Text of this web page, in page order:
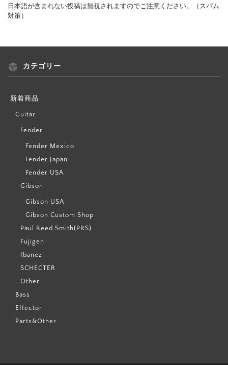
日本語が含まれない投稿は無視されますのでご注意ください。（スパム
対策）
カテゴリー
新着商品
Guitar
Fender
Fender Mexico
Fender Japan
Fender USA
Gibson
Gibson USA
Gibson Custom Shop
Paul Reed Smith(PRS)
Fujigen
Ibanez
SCHECTER
Other
Bass
Effector
Parts&Other